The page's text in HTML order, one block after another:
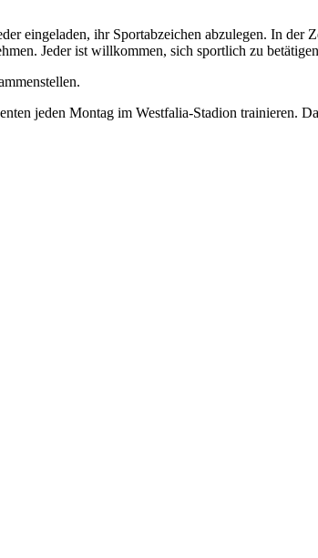
eingeladen, ihr Sportabzeichen abzulegen. In der
Jeder ist willkommen, sich sportlich zu
jeden Montag im Westfalia-Stadion trainieren.